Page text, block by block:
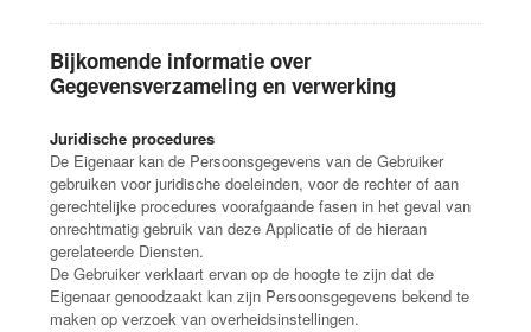
Bijkomende informatie over
Gegevensverzameling en verwerking
Juridische procedures
De Eigenaar kan de Persoonsgegevens van de Gebruiker
gebruiken voor juridische doeleinden, voor de rechter of aan
gerechtelijke procedures voorafgaande fasen in het geval van
onrechtmatig gebruik van deze Applicatie of de hieraan
gerelateerde Diensten.
De Gebruiker verklaart ervan op de hoogte te zijn dat de
Eigenaar genoodzaakt kan zijn Persoonsgegevens bekend te
maken op verzoek van overheidsinstellingen.